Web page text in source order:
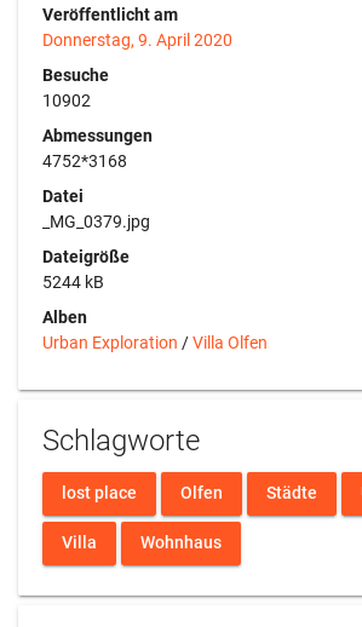
Veröffentlicht am
Donnerstag, 9. April 2020
Besuche
10902
Abmessungen
4752*3168
Datei
_MG_0379.jpg
Dateigröße
5244 kB
Alben
Urban Exploration /Villa Olfen
Schlagworte
lost place Olfen Städte
Villa Wohnhaus